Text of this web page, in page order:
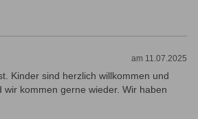
am 11.07.2025
Kinder sind herzlich willkommen und
kommen gerne wieder. Wir haben